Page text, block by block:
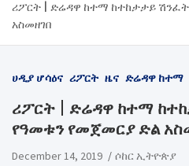
ሪፖርት | ድሬዳዋ ከተማ ከተከታታይ
አስመዘገበ
ሀዲያ ሆሳዕና ሪፖርት ዜና ድሬዳዋ ከተማ
ሪፖርት | ድሬዳዋ ከተማ
የዓመቱን የመጀመርያ ድል
December 14, 2019 ሶከር ኢትዮጵያ